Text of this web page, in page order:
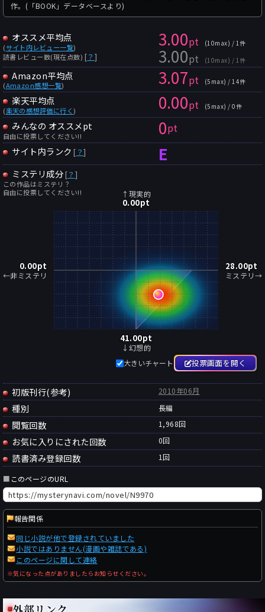
作。(「BOOK」データベースより)
オススメ平均点
(サイト内レビュー一覧)
読書レビュー数(現在点数) [？ ]
3.00pt (10max) / 1件
3.00pt (10max) / 1件
Amazon平均点
(Amazon感想一覧) 3.07pt (5max) / 14件
楽天平均点
(楽天の感想評価に行く) 0.00pt (5max) / 0件
みんなの オススメpt
自由に投票してください!! 0pt
サイト内ランク [ ？] E
ミステリ成分 [？ ]
この作品はミステリ？
自由に投票してください!!
↑現実的
0.00pt
0.00pt
←非ミステリ
28.00pt
ミステリ→
41.00pt
↓幻想的
大きいチャート
投票画面を開く
初版刊行(参考) 2010年06月
種別 長編
閲覧回数 1,968回
お気に入りにされた回数 0回
読書済み登録回数 1回
■ このページのURL
報告関係
同じ小説が他で登録されていました
小説ではありません(漫画や雑誌である)
このページに関して連絡
※気になった点がありましたらお知らせください。
外部リンク